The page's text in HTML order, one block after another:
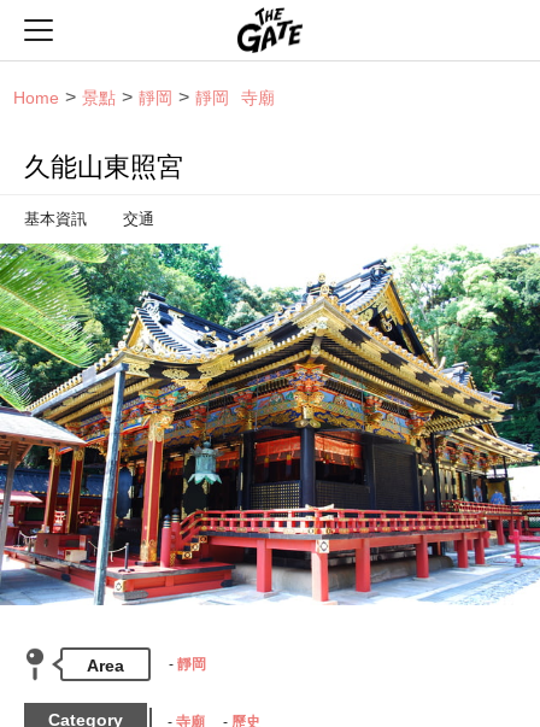
Home 景點 靜岡 靜岡 寺廟
久能山東照宮
基本資訊 交通
Area 靜岡
Category 寺廟 歷史